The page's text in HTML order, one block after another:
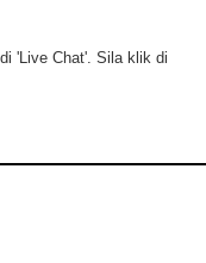
'Live Chat'. Sila klik di